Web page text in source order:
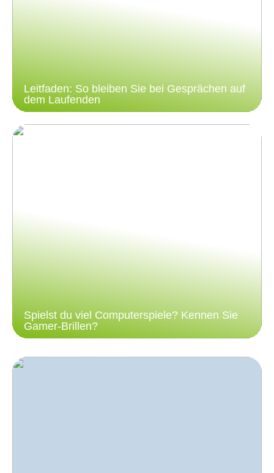
Leitfaden: So bleiben Sie bei Gesprächen auf
dem Laufenden
Spielst du viel Computerspiele? Kennen Sie
Gamer-Brillen?